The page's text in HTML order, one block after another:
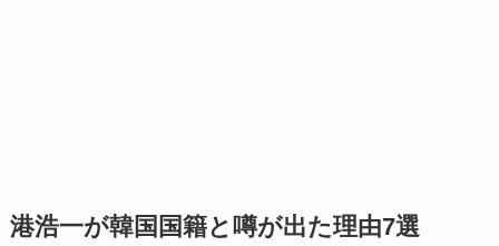
港浩一が韓国国籍と噂が出た理由7選